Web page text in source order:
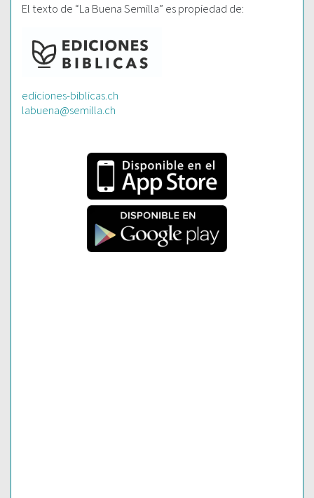
El texto de “La Buena Semilla” es propiedad de:
ediciones-biblicas.ch
labuena@semilla.ch